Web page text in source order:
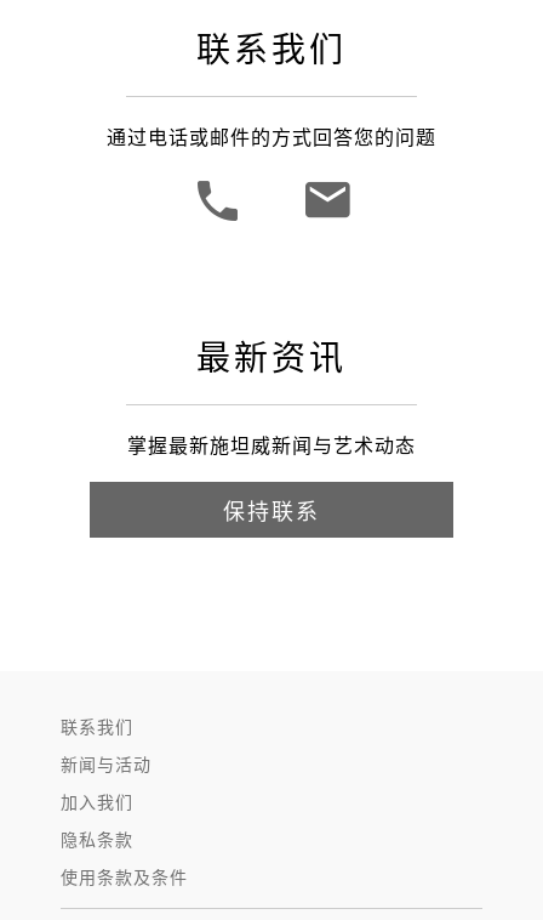
联系我们
通过电话或邮件的方式回答您的问题
最新资讯
掌握最新施坦威新闻与艺术动态
保持联系
联系我们
新闻与活动
加入我们
隐私条款
使用条款及条件